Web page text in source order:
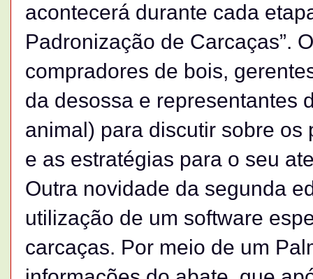
acontecerá durante cada
Padronização de Carcaças”.
compradores de bois,
da desossa e representantes
animal) para discutir sobre
e as estratégias para o seu
Outra novidade da segunda
utilização de um software
carcaças. Por meio de um